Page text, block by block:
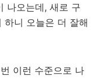
나오는데, 새로 구
하니 오늘은 더 잘해
이런 수준으로 나